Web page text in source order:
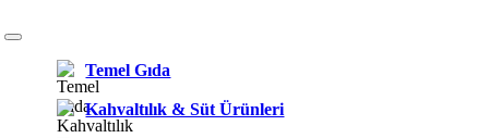
Temel Gıda
Kahvaltılık & Süt Ürünleri